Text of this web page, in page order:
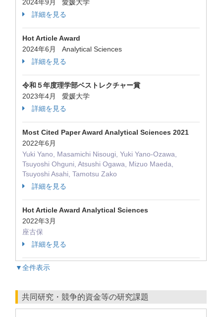
2024年9月 愛媛大学
詳細を見る
Hot Article Award
2024年6月 Analytical Sciences
詳細を見る
令和５年度理学部ベストレクチャー賞
2023年4月 愛媛大学
詳細を見る
Most Cited Paper Award Analytical Sciences 2021
2022年6月
Yuki Yano, Masamichi Nisougi, Yuki Yano-Ozawa,
Tsuyoshi Ohguni, Atsushi Ogawa, Mizuo Maeda,
Tsuyoshi Asahi, Tamotsu Zako
詳細を見る
Hot Article Award Analytical Sciences
2022年3月
座古保
詳細を見る
▼全件表示
共同研究・競争的資金等の研究課題